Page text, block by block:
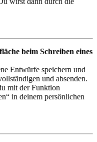
beim Schreiben eines
Entwürfe speichern und
und absenden.
mit der Funktion
in deinem persönlichen